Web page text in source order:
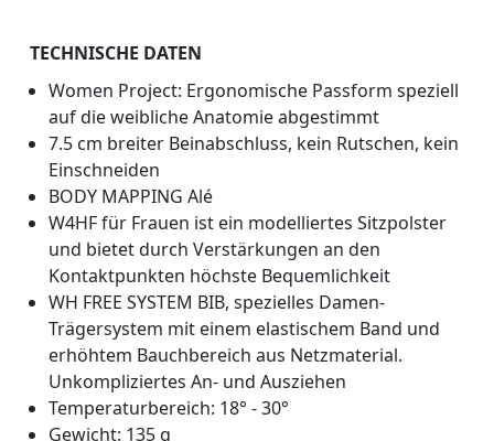
TECHNISCHE DATEN
Women Project: Ergonomische Passform speziell
auf die weibliche Anatomie abgestimmt
7.5 cm breiter Beinabschluss, kein Rutschen, kein
Einschneiden
BODY MAPPING Alé
W4HF für Frauen ist ein modelliertes Sitzpolster
und bietet durch Verstärkungen an den
Kontaktpunkten höchste Bequemlichkeit
WH FREE SYSTEM BIB, spezielles Damen-
Trägersystem mit einem elastischem Band und
erhöhtem Bauchbereich aus Netzmaterial.
Unkompliziertes An- und Ausziehen
Temperaturbereich: 18° - 30°
Gewicht: 135 g